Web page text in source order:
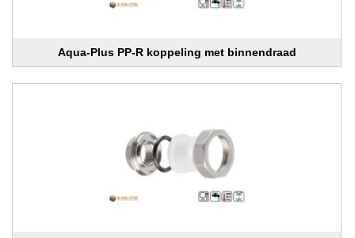
Aqua-Plus PP-R koppeling met binnendraad